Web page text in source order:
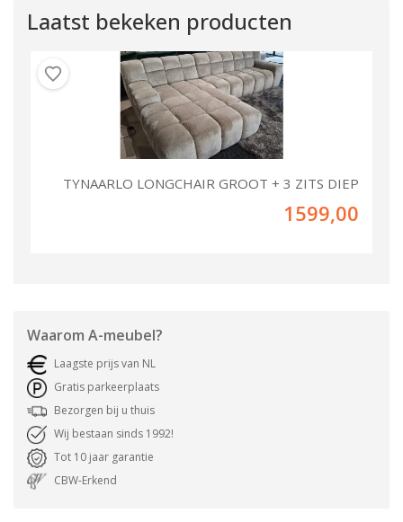
Laatst bekeken producten
TYNAARLO LONGCHAIR GROOT + 3 ZITS DIEP
1599,00
Waarom A-meubel?
Laagste prijs van NL
Gratis parkeerplaats
Bezorgen bij u thuis
Wij bestaan sinds 1992!
Tot 10 jaar garantie
CBW-Erkend